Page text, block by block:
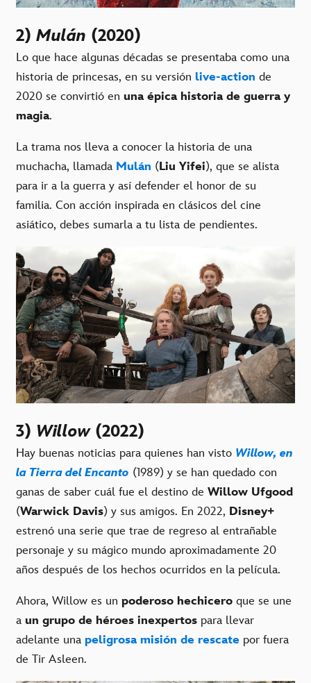
2) Mulán (2020)
Lo que hace algunas décadas se presentaba como una
historia de princesas, en su versión live-action de
2020 se convirtió en una épica historia de guerra y
magia.
La trama nos lleva a conocer la historia de una
muchacha, llamada Mulán (Liu Yifei), que se alista
para ir a la guerra y así defender el honor de su
familia. Con acción inspirada en clásicos del cine
asiático, debes sumarla a tu lista de pendientes.
3) Willow(2022)
Hay buenas noticias para quienes han visto Willow, en
la Tierra del Encanto (1989) y se han quedado con
ganas de saber cuál fue el destino de Willow Ufgood
(Warwick Davis) y sus amigos. En 2022, Disney+
estrenó una serie que trae de regreso al entrañable
personaje y su mágico mundo aproximadamente 20
años después de los hechos ocurridos en la película.
Ahora, Willow es un poderoso hechicero que se une
a un grupo de héroes inexpertos para llevar
adelante una peligrosa misión de rescate por fuera
de Tir Asleen.